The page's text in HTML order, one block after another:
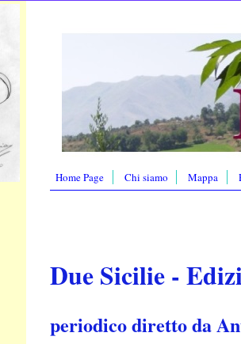
Home Page Chi siamo Mappa
Due Sicilie -
periodico diretto da